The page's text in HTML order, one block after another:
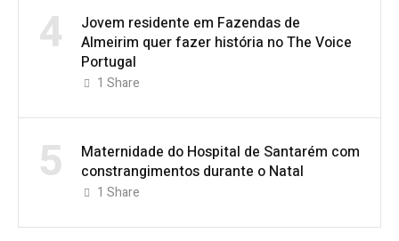
4
Jovem residente em Fazendas de
Almeirim quer fazer história no The Voice
Portugal
1 Share
5
Maternidade do Hospital de Santarém com
constrangimentos durante o Natal
1 Share